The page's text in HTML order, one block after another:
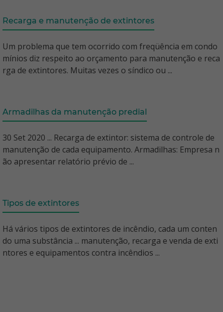
Recarga e manutenção de extintores
Um problema que tem ocorrido com freqüência em condo
mínios diz respeito ao orçamento para manutenção e reca
rga de extintores. Muitas vezes o síndico ou ...
Armadilhas da manutenção predial
30 Set 2020 ... Recarga de extintor: sistema de controle de
manutenção de cada equipamento. Armadilhas: Empresa n
ão apresentar relatório prévio de ...
Tipos de extintores
Há vários tipos de extintores de incêndio, cada um conten
do uma substância ... manutenção, recarga e venda de exti
ntores e equipamentos contra incêndios ...